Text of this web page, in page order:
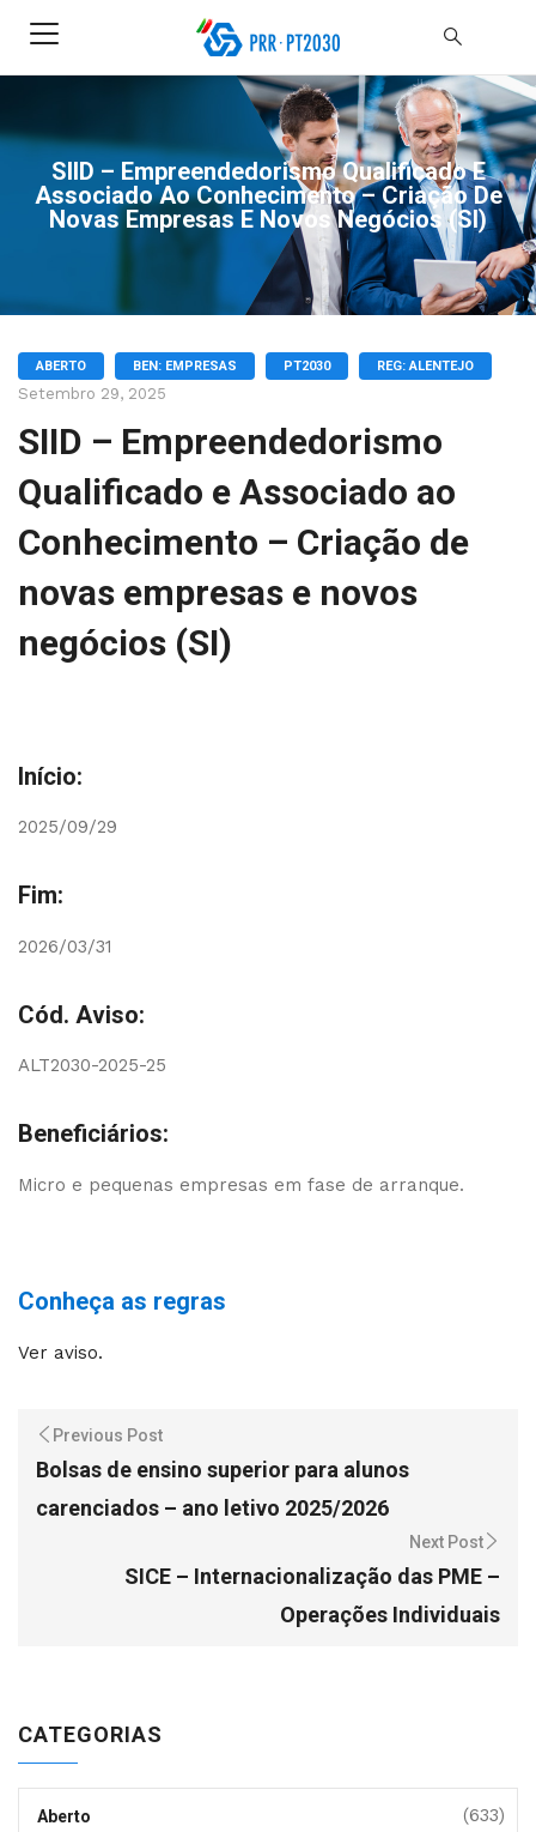
SIID – Empreendedorismo Qualificado E
Associado Ao Conhecimento – Criação De
Novas Empresas E Novos Negócios (SI)
ABERTO BEN: EMPRESAS PT2030 REG: ALENTEJO
Setembro 29, 2025
SIID – Empreendedorismo
Qualificado e Associado ao
Conhecimento – Criação de
novas empresas e novos
negócios (SI)
Início:
2025/09/29
Fim:
2026/03/31
Cód. Aviso:
ALT2030-2025-25
Beneficiários:
Micro e pequenas empresas em fase de arranque.
Conheça as regras
Ver aviso.
Previous Post
Bolsas de ensino superior para alunos
carenciados – ano letivo 2025/2026
Next Post
SICE – Internacionalização das PME –
Operações Individuais
CATEGORIAS
Aberto (633)